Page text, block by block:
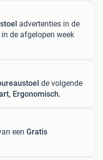
advertenties in de
de afgelopen week
de volgende
Ergonomisch.
een Gratis